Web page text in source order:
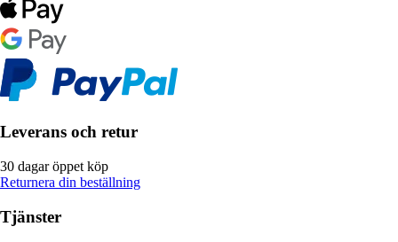
Leverans och retur
30 dagar öppet köp
Returnera din beställning
Tjänster